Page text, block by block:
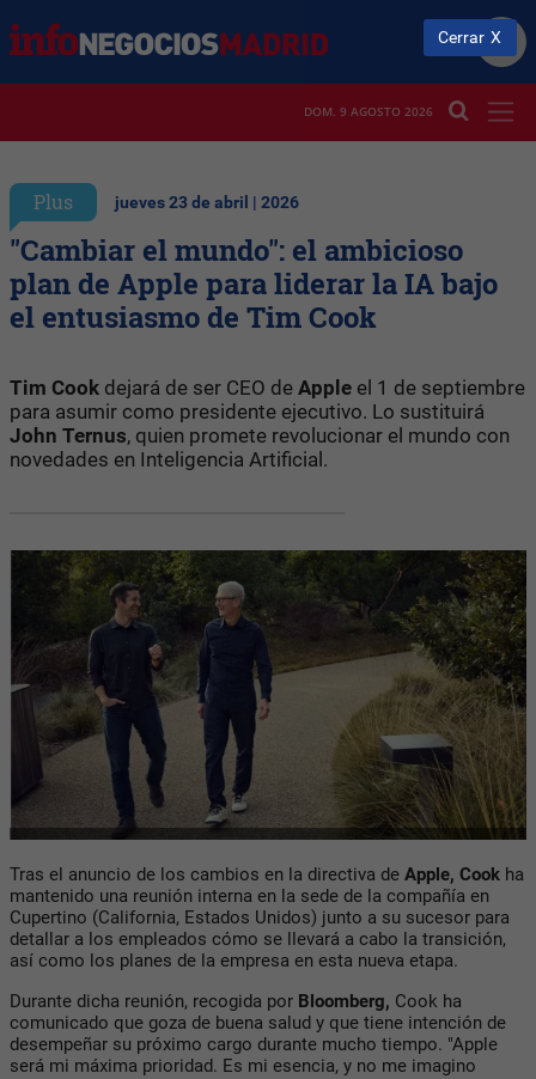
DOM. 9 AGOSTO 2026
Plus jueves 23 de abril | 2026
"Cambiar el mundo": el ambicioso
plan de Apple para liderar la IA bajo
el entusiasmo de Tim Cook
Tim Cook dejará de ser CEO de Apple el 1 de septiembre
para asumir como presidente ejecutivo. Lo sustituirá
John Ternus, quien promete revolucionar el mundo con
novedades en Inteligencia Artificial.
Tras el anuncio de los cambios en la directiva de Apple, Cook ha
mantenido una reunión interna en la sede de la compañía en
Cupertino (California, Estados Unidos) junto a su sucesor para
detallar a los empleados cómo se llevará a cabo la transición,
así como los planes de la empresa en esta nueva etapa.
Durante dicha reunión, recogida por Bloomberg, Cook ha
comunicado que goza de buena salud y que tiene intención de
desempeñar su próximo cargo durante mucho tiempo. "Apple
será mi máxima prioridad. Es mi esencia, y no me imagino
Cerrar